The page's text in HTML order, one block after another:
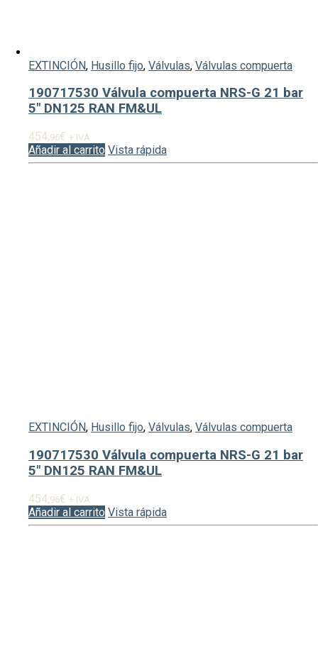
EXTINCIÓN, Husillo fijo, Válvulas, Válvulas compuerta
190717530 Válvula compuerta NRS-G 21 bar
5″ DN125 RAN FM&UL
454,96€ + IVA
Añadir al carrito Vista rápida
EXTINCIÓN, Husillo fijo, Válvulas, Válvulas compuerta
190717530 Válvula compuerta NRS-G 21 bar
5″ DN125 RAN FM&UL
454,96€ + IVA
Añadir al carrito Vista rápida